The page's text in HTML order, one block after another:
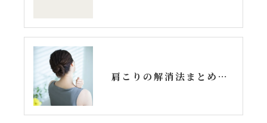
肩こりの解消法まとめ！今日からできるセルフケアを取り入れよう